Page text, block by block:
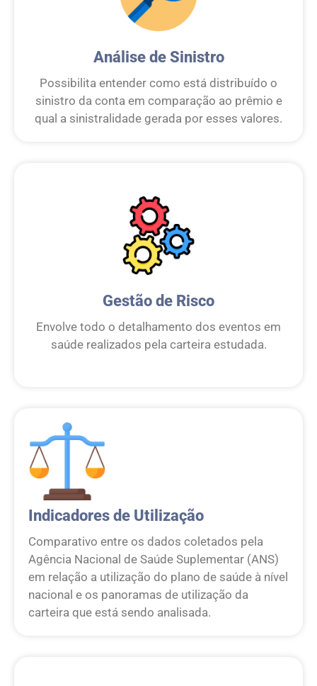
Análise de Sinistro
Possibilita entender como está distribuído o
sinistro da conta em comparação ao prêmio e
qual a sinistralidade gerada por esses valores.
Gestão de Risco
Envolve todo o detalhamento dos eventos em
saúde realizados pela carteira estudada.
Indicadores de Utilização
Comparativo entre os dados coletados pela
Agência Nacional de Saúde Suplementar (ANS)
em relação a utilização do plano de saúde à nível
nacional e os panoramas de utilização da
carteira que está sendo analisada.